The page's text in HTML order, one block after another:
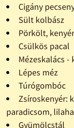
Cigány
Sült kolbász
Pörkölt,
Csülkös pacal
Mézeskalács -
Lépes méz
Túrógombóc
Zsíroskenyér:
paradicsom,
Gyümölcstál